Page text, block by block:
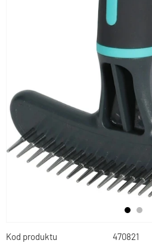
Kod produktu 470821